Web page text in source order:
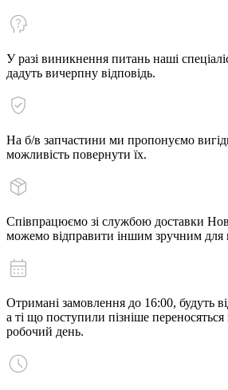
У разі виникнення питань наші
дадуть вичерпну відповідь.
На б/в запчастини ми пропонуємо
можливість повернути їх.
Співпрацюємо зі службою доставки
можемо відправити іншим зручним для
Отримані замовлення до 16:00, будуть
а ті що поступили пізніше
робочий день.